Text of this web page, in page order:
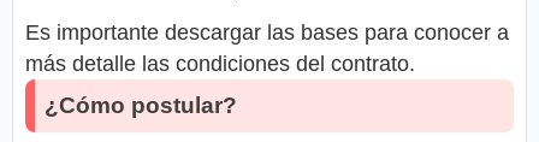
Es importante descargar las bases para conocer a
más detalle las condiciones del contrato.
¿Cómo postular?